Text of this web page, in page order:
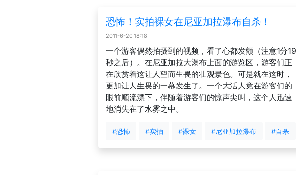
恐怖！实拍裸女在尼亚加拉瀑布自杀！
2011-6-20 18:18
一个游客偶然拍摄到的视频，看了心都发颤（注意1分19
秒之后）。在尼亚加拉大瀑布上面的游览区，游客们正
在欣赏着这让人望而生畏的壮观景色。可是就在这时，
更加让人生畏的一幕发生了。一个大活人竟在游客们的
眼前顺流漂下，伴随着游客们的惊声尖叫，这个人迅速
地消失在了水雾之中。
#恐怖 #实拍 #裸女 #尼亚加拉瀑布 #自杀